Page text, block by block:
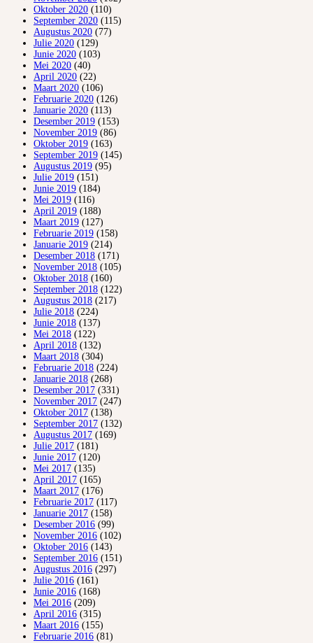
Oktober 2020 (110)
September 2020 (115)
Augustus 2020 (77)
Julie 2020 (129)
Junie 2020 (103)
Mei 2020 (40)
April 2020 (22)
Maart 2020 (106)
Februarie 2020 (126)
Januarie 2020 (113)
Desember 2019 (153)
November 2019 (86)
Oktober 2019 (163)
September 2019 (145)
Augustus 2019 (95)
Julie 2019 (151)
Junie 2019 (184)
Mei 2019 (116)
April 2019 (188)
Maart 2019 (127)
Februarie 2019 (158)
Januarie 2019 (214)
Desember 2018 (171)
November 2018 (105)
Oktober 2018 (160)
September 2018 (122)
Augustus 2018 (217)
Julie 2018 (224)
Junie 2018 (137)
Mei 2018 (122)
April 2018 (132)
Maart 2018 (304)
Februarie 2018 (224)
Januarie 2018 (268)
Desember 2017 (331)
November 2017 (247)
Oktober 2017 (138)
September 2017 (132)
Augustus 2017 (169)
Julie 2017 (181)
Junie 2017 (120)
Mei 2017 (135)
April 2017 (165)
Maart 2017 (176)
Februarie 2017 (117)
Januarie 2017 (158)
Desember 2016 (99)
November 2016 (102)
Oktober 2016 (143)
September 2016 (151)
Augustus 2016 (297)
Julie 2016 (161)
Junie 2016 (168)
Mei 2016 (209)
April 2016 (315)
Maart 2016 (155)
Februarie 2016 (81)